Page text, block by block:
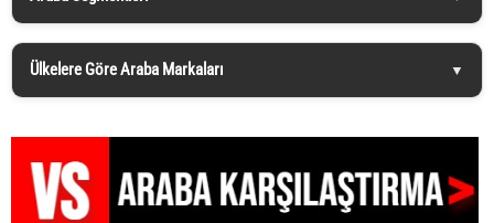
Ülkelere Göre Araba Markaları